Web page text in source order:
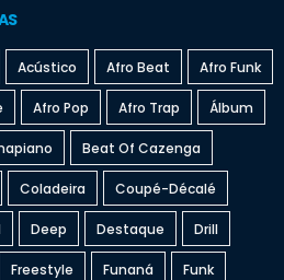
Acústico Afro Beat Afro Funk
Afro Pop Afro Trap Álbum
Beat Of Cazenga
Coladeira Coupé-Décalé
Deep Destaque Drill
Freestyle Funaná Funk